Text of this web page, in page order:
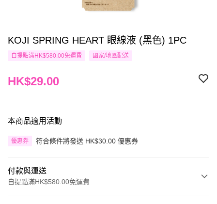
KOJI SPRING HEART 眼線液 (黑色) 1PC
自提點滿HK$580.00免運費 國家/地區配送
HK$29.00
本商品適用活動
優惠券 符合條件將發送 HK$30.00 優惠券
付款與運送
自提點滿HK$580.00免運費